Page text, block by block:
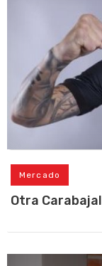
Mercado
Otra Carabajal